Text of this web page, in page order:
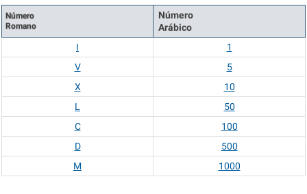
Número
Romano
Número
Arábico
I
1
V
5
X
10
L
50
C
100
D
500
M
1000